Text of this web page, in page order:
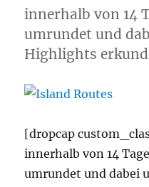
innerhalb von 14
umrundet und
Highlights
[dropcap
innerhalb von 14
umrundet und dabei